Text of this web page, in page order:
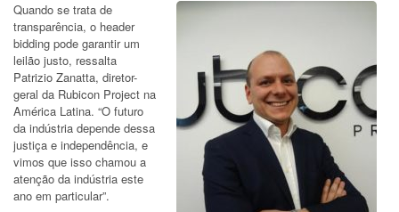
Quando se trata de
transparência, o header
bidding pode garantir um
leilão justo, ressalta
Patrizio Zanatta, diretor-
geral da Rubicon Project na
América Latina. “O futuro
da indústria depende dessa
justiça e independência, e
vimos que isso chamou a
atenção da indústria este
ano em particular”.